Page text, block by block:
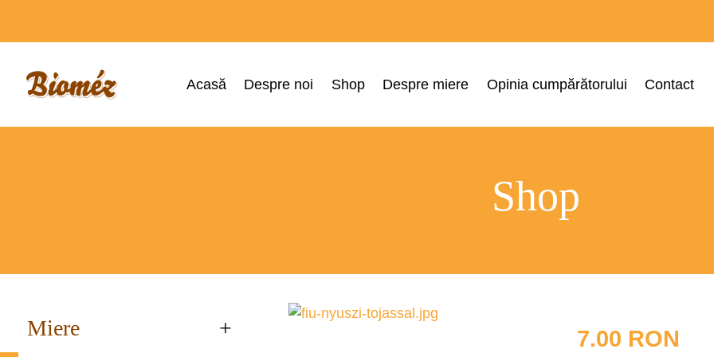
Acasă Despre noi Shop Despre miere Opinia cumpărătorului Contact
Shop
Miere
+
7.00 RON